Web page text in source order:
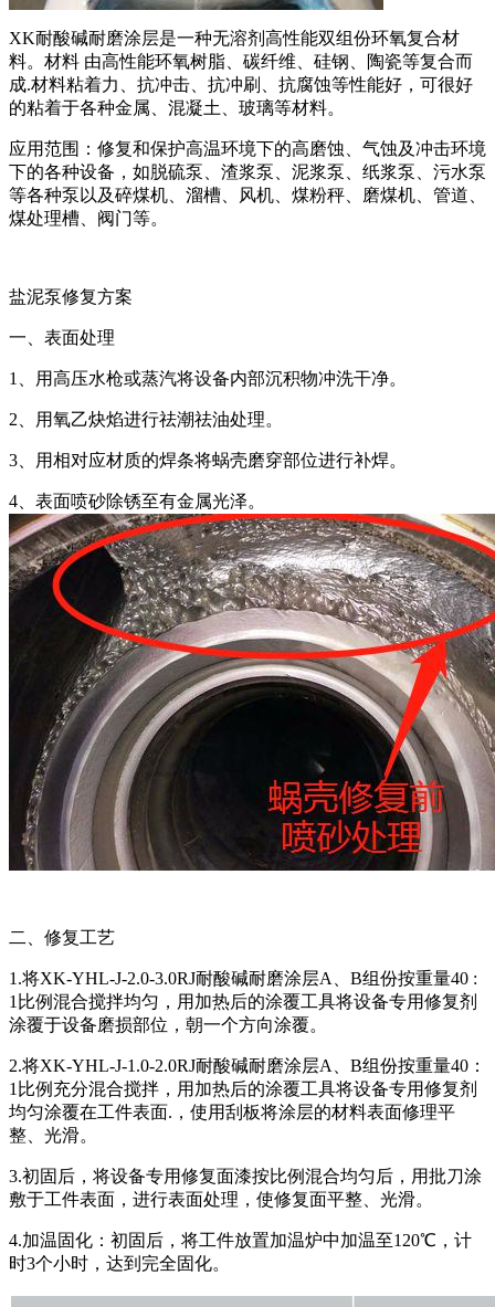
XK耐酸碱耐磨涂层是一种无溶剂高性能双组份环氧复合材
料。材料 由高性能环氧树脂、碳纤维、硅钢、陶瓷等复合而
成.材料粘着力、抗冲击、抗冲刷、抗腐蚀等性能好，可很好
的粘着于各种金属、混凝土、玻璃等材料。
应用范围：修复和保护高温环境下的高磨蚀、气蚀及冲击环境
下的各种设备，如脱硫泵、渣浆泵、泥浆泵、纸浆泵、污水泵
等各种泵以及碎煤机、溜槽、风机、煤粉秤、磨煤机、管道、
煤处理槽、阀门等。
盐泥泵修复方案
一、表面处理
1、用高压水枪或蒸汽将设备内部沉积物冲洗干净。
2、用氧乙炔焰进行祛潮祛油处理。
3、用相对应材质的焊条将蜗壳磨穿部位进行补焊。
4、表面喷砂除锈至有金属光泽。
二、修复工艺
1.将XK-YHL-J-2.0-3.0RJ耐酸碱耐磨涂层A、B组份按重量40 :
1比例混合搅拌均匀，用加热后的涂覆工具将设备专用修复剂
涂覆于设备磨损部位，朝一个方向涂覆。
2.将XK-YHL-J-1.0-2.0RJ耐酸碱耐磨涂层A、B组份按重量40：
1比例充分混合搅拌，用加热后的涂覆工具将设备专用修复剂
均匀涂覆在工件表面.，使用刮板将涂层的材料表面修理平
整、光滑。
3.初固后，将设备专用修复面漆按比例混合均匀后，用批刀涂
敷于工件表面，进行表面处理，使修复面平整、光滑。
4.加温固化：初固后，将工件放置加温炉中加温至120℃，计
时3个小时，达到完全固化。